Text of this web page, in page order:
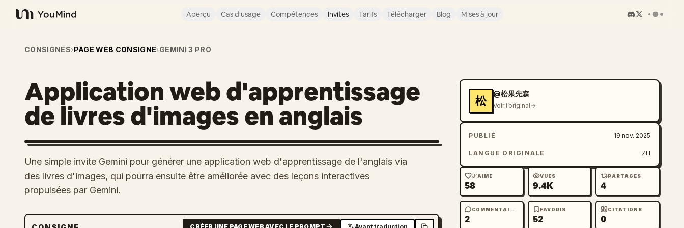
YouMind
Aperçu Cas d'usage Compétences Invites Tarifs Télécharger Blog Mises à jour
CONSIGNES›PAGE WEB CONSIGNE›GEMINI 3 PRO
Application web d'apprentissage
de livres d'images en anglais
Une simple invite Gemini pour générer une application web d'apprentissage de l'anglais via
des livres d'images, qui pourra ensuite être améliorée avec des leçons interactives
propulsées par Gemini.
松
@松果先森
Voir l’original
PUBLIÉ 19 nov. 2025
LANGUE ORIGINALE ZH
J’AIME
58
VUES
9.4K
PARTAGES
4
COMMENTAIRES
2
FAVORIS
52
CITATIONS
0